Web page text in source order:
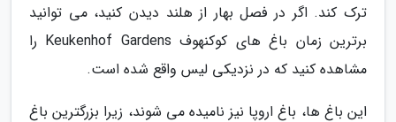
ترک کند. اگر در فصل بهار از هلند دیدن کنید، می توانید
برترین زمان باغ های کوکنهوف Keukenhof Gardens را
مشاهده کنید که در نزدیکی لیس واقع شده است.
این باغ ها، باغ اروپا نیز نامیده می شوند، زیرا بزرگترین باغ